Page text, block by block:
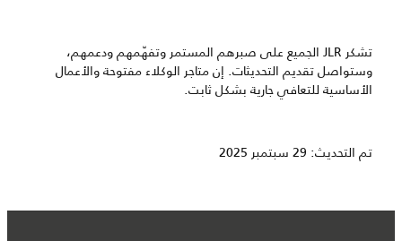
تشكر JLR الجميع على صبرهم المستمر وتفهّمهم ودعمهم،
وستواصل تقديم التحديثات. إن متاجر الوكلاء مفتوحة والأعمال
الأساسية للتعافي جارية بشكل ثابت.
تم التحديث: 29 سبتمبر 2025